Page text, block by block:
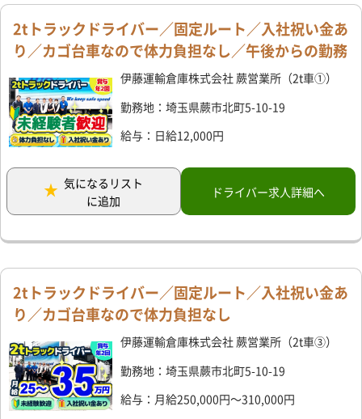
2tトラックドライバー／固定ルート／入社祝い金あ
り／カゴ台車なので体力負担なし／午後からの勤務
伊藤運輸倉庫株式会社 蕨営業所（2t車①）
勤務地：埼玉県蕨市北町5-10-19
給与：日給12,000円
気になるリスト
に追加
ドライバー求人詳細へ
2tトラックドライバー／固定ルート／入社祝い金あ
り／カゴ台車なので体力負担なし
伊藤運輸倉庫株式会社 蕨営業所（2t車③）
勤務地：埼玉県蕨市北町5-10-19
給与：月給250,000円～310,000円